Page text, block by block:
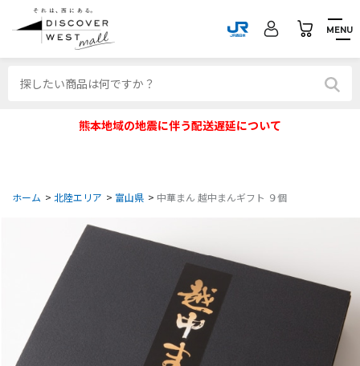
MENU
熊本地域の地震に伴う配送遅延について
ホーム > 北陸エリア > 富山県 > 中華まん 越中まんギフト ９個